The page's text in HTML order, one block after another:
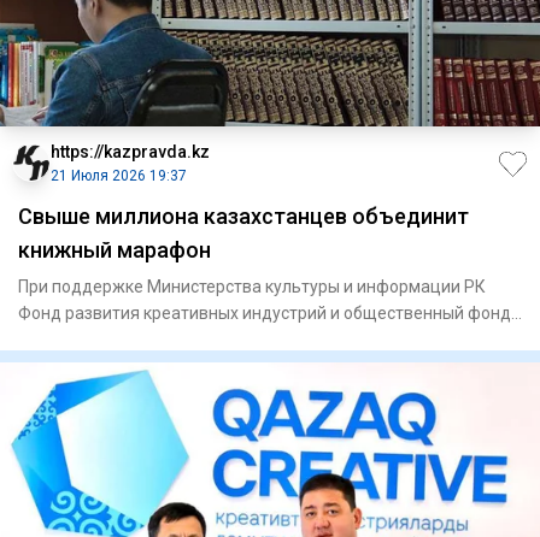
https://kazpravda.kz
21 Июля 2026 19:37
Свыше миллиона казахстанцев объединит
книжный марафон
При поддержке Министерства культуры и информации РК
Фонд развития креативных индустрий и общественный фонд